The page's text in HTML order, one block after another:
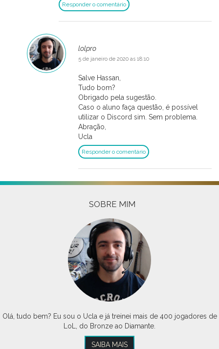
Responder o comentário
lolpro
5 de janeiro de 2020 as 18:10
Salve Hassan,
Tudo bom?
Obrigado pela sugestão.
Caso o aluno faça questão, é possível
utilizar o Discord sim. Sem problema.
Abração,
Ucla
Responder o comentário
SOBRE MIM
Olá, tudo bem? Eu sou o Ucla e já treinei mais de 400 jogadores de
LoL, do Bronze ao Diamante.
SAIBA MAIS